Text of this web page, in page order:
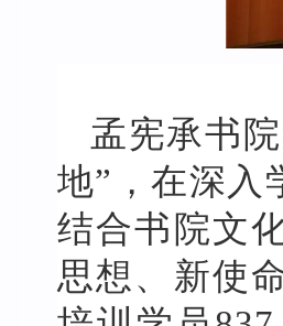
孟宪承书
地”，在深入
结合书院文
思想、新使